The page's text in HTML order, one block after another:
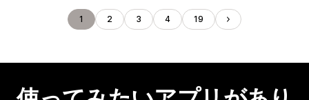
1 2 3 4 19